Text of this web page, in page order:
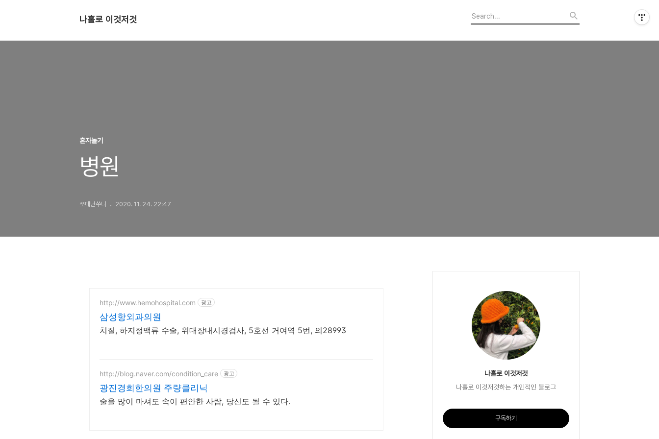
나홀로 이것저것
혼자놀기
병원
쪼매난쑤니 2020. 11. 24. 22:47
http://www.hemohospital.com 광고
삼성항외과의원
치질, 하지정맥류 수술, 위대장내시경검사, 5호선 거여역 5번, 의28993
http://blog.naver.com/condition_care 광고
광진경희한의원 주량클리닉
술을 많이 마셔도 속이 편안한 사람, 당신도 될 수 있다.
나홀로 이것저것
나홀로 이것저것하는 개인적인 블로그
구독하기